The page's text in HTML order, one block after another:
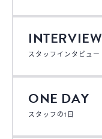
INTERVIEW
スタッフインタビュー
ONE DAY
スタッフの1日